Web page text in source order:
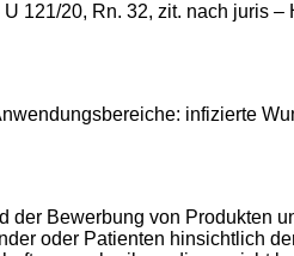
121/20, Rn. 32, zit. nach juris –
infizierte
Bewerbung von Produkten
oder Patienten hinsichtlich